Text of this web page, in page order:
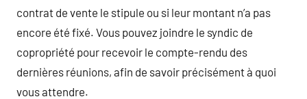
contrat de vente le stipule ou si leur montant n’a pas
encore été fixé. Vous pouvez joindre le syndic de
copropriété pour recevoir le compte-rendu des
dernières réunions, afin de savoir précisément à quoi
vous attendre.